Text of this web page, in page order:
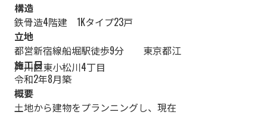
構造
鉄骨造4階建 1Kタイプ23戸
立地
都営新宿線船堀駅徒歩9分 東京都江
戸川区東小松川4丁目
施工日
令和2年8月築
概要
土地から建物をプランニングし、現在